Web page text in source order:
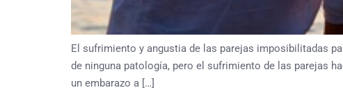
El sufrimiento y angustia de las parejas imposibilitadas
de ninguna patología, pero el sufrimiento de las parejas
un embarazo a […]